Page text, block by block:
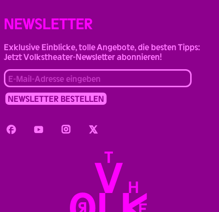
NEWSLETTER
Exklusive Einblicke, tolle Angebote, die besten Tipps:
Jetzt Volkstheater-Newsletter abonnieren!
FacebookYoutube InstagramTwitter